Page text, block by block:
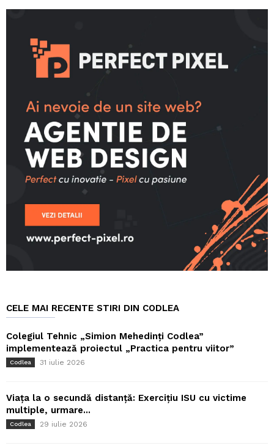
CELE MAI RECENTE STIRI DIN CODLEA
Colegiul Tehnic „Simion Mehedinți Codlea”
implementează proiectul „Practica pentru viitor”
Codlea 31 iulie 2026
Viața la o secundă distanță: Exercițiu ISU cu victime
multiple, urmare...
Codlea 29 iulie 2026